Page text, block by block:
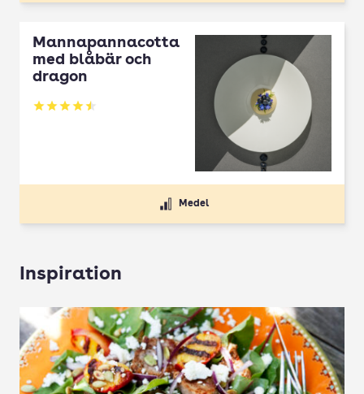
Mannapannacotta
med blåbär och
dragon
Betyg: 4.5 av 5
Medel
Inspiration